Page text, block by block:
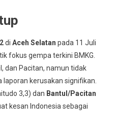
di Aceh Selatan pada 11 Juli
fokus gempa terkini BMKG.
dan Pacitan, namun tidak
kerusakan signifikan.
3,3) dan Bantul/Pacitan
kesan Indonesia sebagai